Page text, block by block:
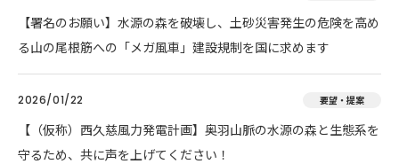
【署名のお願い】水源の森を破壊し、土砂災害発生の危険を高め
る山の尾根筋への「メガ風車」建設規制を国に求めます
2026/01/22 要望・提案
【（仮称）西久慈風力発電計画】奥羽山脈の水源の森と生態系を
守るため、共に声を上げてください！